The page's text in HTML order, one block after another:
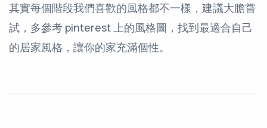
其實每個階段我們喜歡的風格都不一樣，建議大膽嘗
試，多參考 pinterest 上的風格圖，找到最適合自己
的居家風格，讓你的家充滿個性。